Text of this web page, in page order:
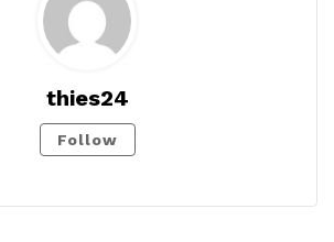
thies24
Follow